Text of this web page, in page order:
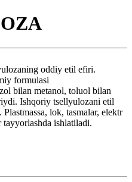
oddiy etil efiri.
formulasi
bilan metanol, toluol bilan
Ishqoriy tsellyulozani etil
lok, tasmalar, elektr
ishlatiladi.